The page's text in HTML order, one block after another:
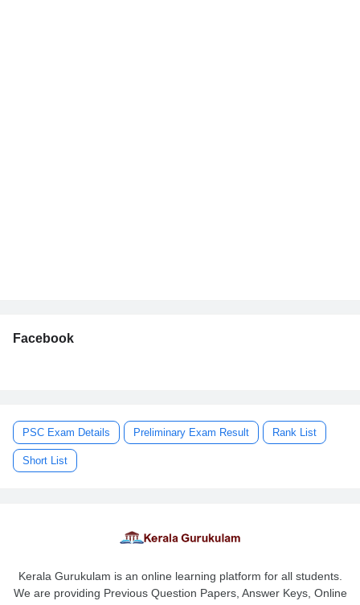
Facebook
PSC Exam Details Preliminary Exam Result Rank List
Short List
Kerala Gurukulam is an online learning platform for all students.
We are providing Previous Question Papers, Answer Keys, Online